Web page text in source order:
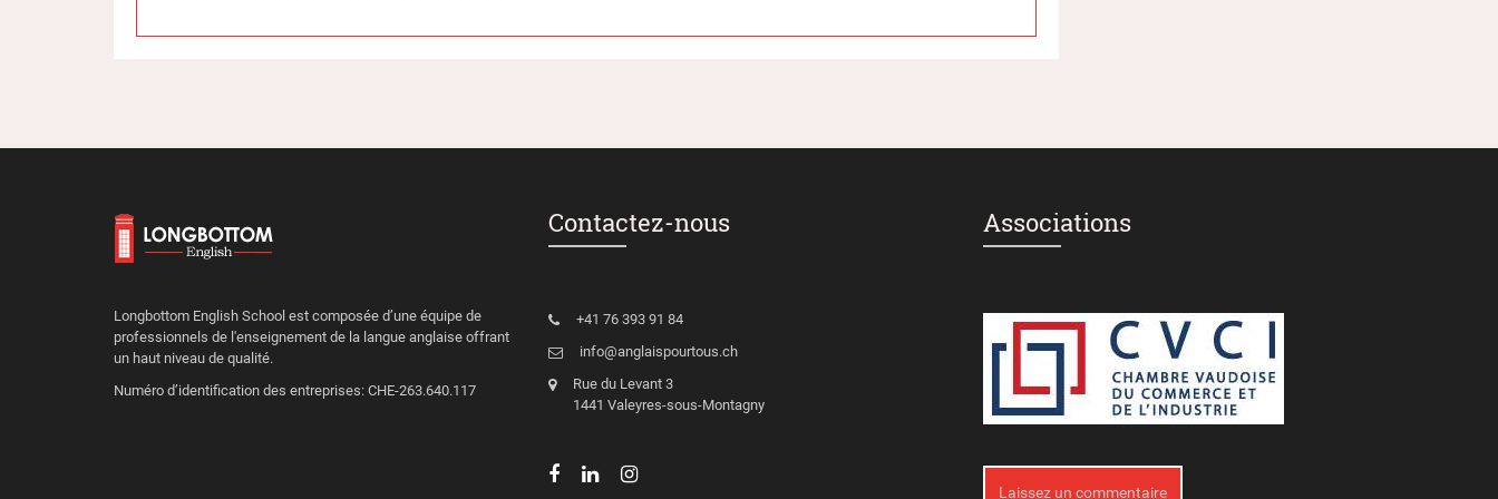
Longbottom English School est composée d’une équipe de
professionnels de l'enseignement de la langue anglaise offrant
un haut niveau de qualité.
Numéro d’identification des entreprises: CHE-263.640.117
Contactez-nous
+41 76 393 91 84
info@anglaispourtous.ch
Rue du Levant 3
1441 Valeyres-sous-Montagny
Associations
Laissez un commentaire